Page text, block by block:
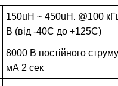
150uH ~ 450uH. @100
В (від -40C до +125C)
8000 В постійного
мА 2 сек